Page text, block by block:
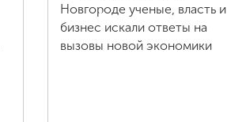
Новгороде ученые, власть и
бизнес искали ответы на
вызовы новой экономики